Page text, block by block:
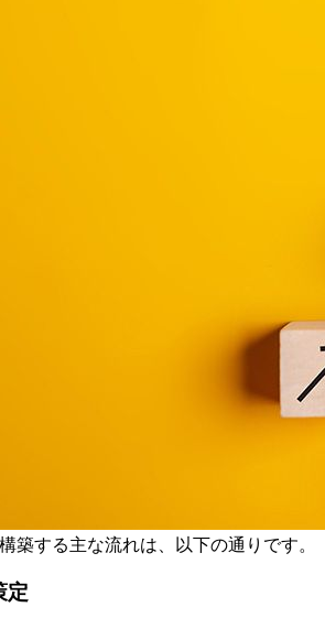
築する主な流れは、以下の通りです。
定